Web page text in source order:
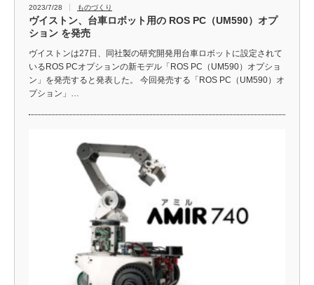
2023/7/28 ものづくり
ヴイストン、台車ロボット用の ROS PC（UM590）オプ
ション を発売
ヴイストンは27日、同社製の研究開発用台車ロボットに設定されて
いるROS PCオプションの新モデル「ROS PC（UM590）オプショ
ン」を発売すると発表した。 今回発売する「ROS PC（UM590）オ
プション」…